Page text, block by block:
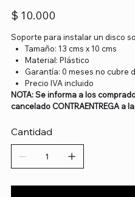
Precio
$ 10.000
Soporte para instalar un disco
Tamaño: 13 cms x 10 cms
Material: Plástico
Garantía: 0 meses no cubre
Precio IVA incluido
NOTA: Se informa a los
cancelado CONTRAENTREGA
Cantidad